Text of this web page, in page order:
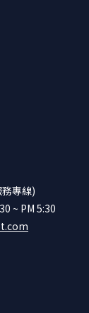
專線)
~ PM 5:30